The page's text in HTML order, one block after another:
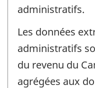
administratifs.
Les données
administratifs
du revenu du
agrégées aux